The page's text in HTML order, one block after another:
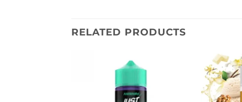
RELATED PRODUCTS